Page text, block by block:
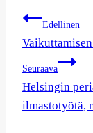
Edellinen
Seuraava
Helsingin
ilmastotyötä,